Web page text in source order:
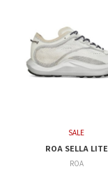
SALE
ROA SELLA LITE
ROA